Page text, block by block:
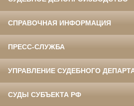
СПРАВОЧНАЯ ИНФОРМАЦИЯ
ПРЕСС-СЛУЖБА
УПРАВЛЕНИЕ СУДЕБНОГО
СУДЫ СУБЪЕКТА РФ